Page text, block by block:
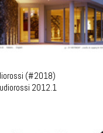
(#2018)
2012.1